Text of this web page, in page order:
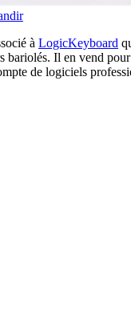
à LogicKeyboard
bariolés. Il en vend
de logiciels